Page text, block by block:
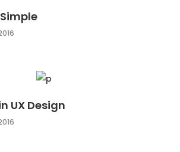
UX Design